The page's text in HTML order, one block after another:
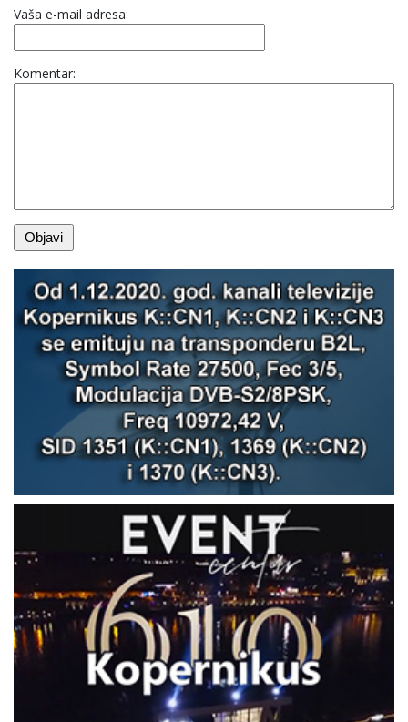
Vaša e-mail adresa:
Komentar: